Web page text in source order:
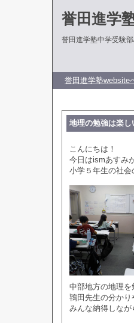
誉田進学
誉田進学塾中学受験
誉田進学塾website
地理の勉強は楽し
こんにちは！
今日はismあすみ
小学５年生の社
中部地方の地理
鴇田先生の分か
みんな納得しな